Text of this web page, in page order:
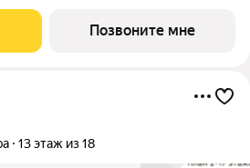
квартиру более светлой, -
двери, -
Позвоните мне
13 этаж из 18